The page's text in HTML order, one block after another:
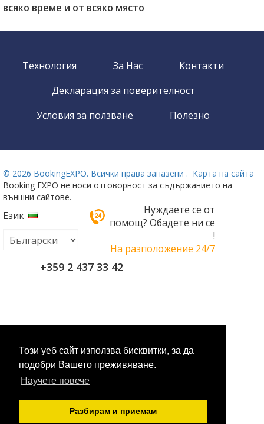
Този уеб сайт използва бисквитки, за да
подобри Вашето преживяване.
Научете повече
Разбирам и приемам
всяко време и от всяко място
Технология За Нас
Контакти
Декларация за поверителност
Условия за ползване
Полезно
© 2026 BookingEXPO. Всички права запазени . Карта на сайта
Booking EXPO не носи отговорност за съдържанието на
външни сайтове.
Език
Нуждаете се от
помощ? Обадете ни се
!
На разположение 24/7
+359 2 437 33 42